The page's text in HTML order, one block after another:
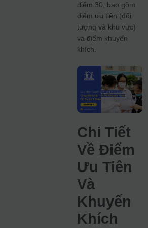
điểm 30, bao gồm
điểm ưu tiên (đối
tượng và khu vực)
và điểm khuyến
khích.
Chi Tiết
Về Điểm
Ưu Tiên
Và
Khuyến
Khích